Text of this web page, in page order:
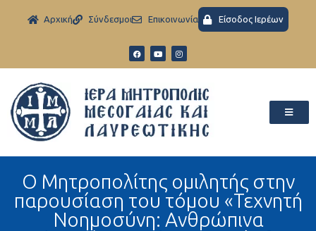
Aρχική Σύνδεσμοι Eπικοινωνία Είσοδος Ιερέων
Ο Μητροπολίτης ομιλητής στην
παρουσίαση του τόμου «Τεχνητή
Νοημοσύνη: Ανθρώπινα